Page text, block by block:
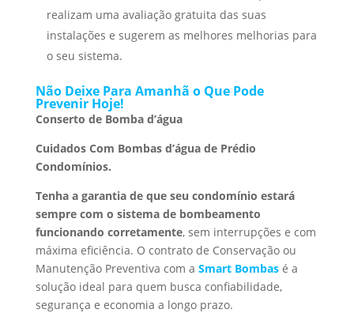
realizam uma avaliação gratuita das suas
instalações e sugerem as melhores melhorias para
o seu sistema.
Não Deixe Para Amanhã o Que Pode
Prevenir Hoje!
Conserto de Bomba d’água
Cuidados Com Bombas d’água de Prédio
Condomínios.
Tenha a garantia de que seu condomínio estará
sempre com o sistema de bombeamento
funcionando corretamente, sem interrupções e com
máxima eficiência. O contrato de Conservação ou
Manutenção Preventiva com a Smart Bombasé a
solução ideal para quem busca confiabilidade,
segurança e economia a longo prazo.